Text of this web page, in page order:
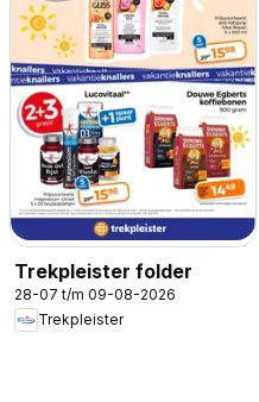
Trekpleister folder
28-07 t/m 09-08-2026
Trekpleister